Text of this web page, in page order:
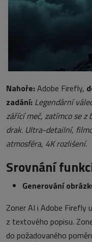
Nahoře: Adobe Firefly,
zadání: Legendární
zářící meč, zatímco se
drak. Ultra-detailní,
atmosféra, 4K rozlišení.
Srovnání
Generování
Zoner AI i Adobe Firefly
z textového popisu.
do požadovaného